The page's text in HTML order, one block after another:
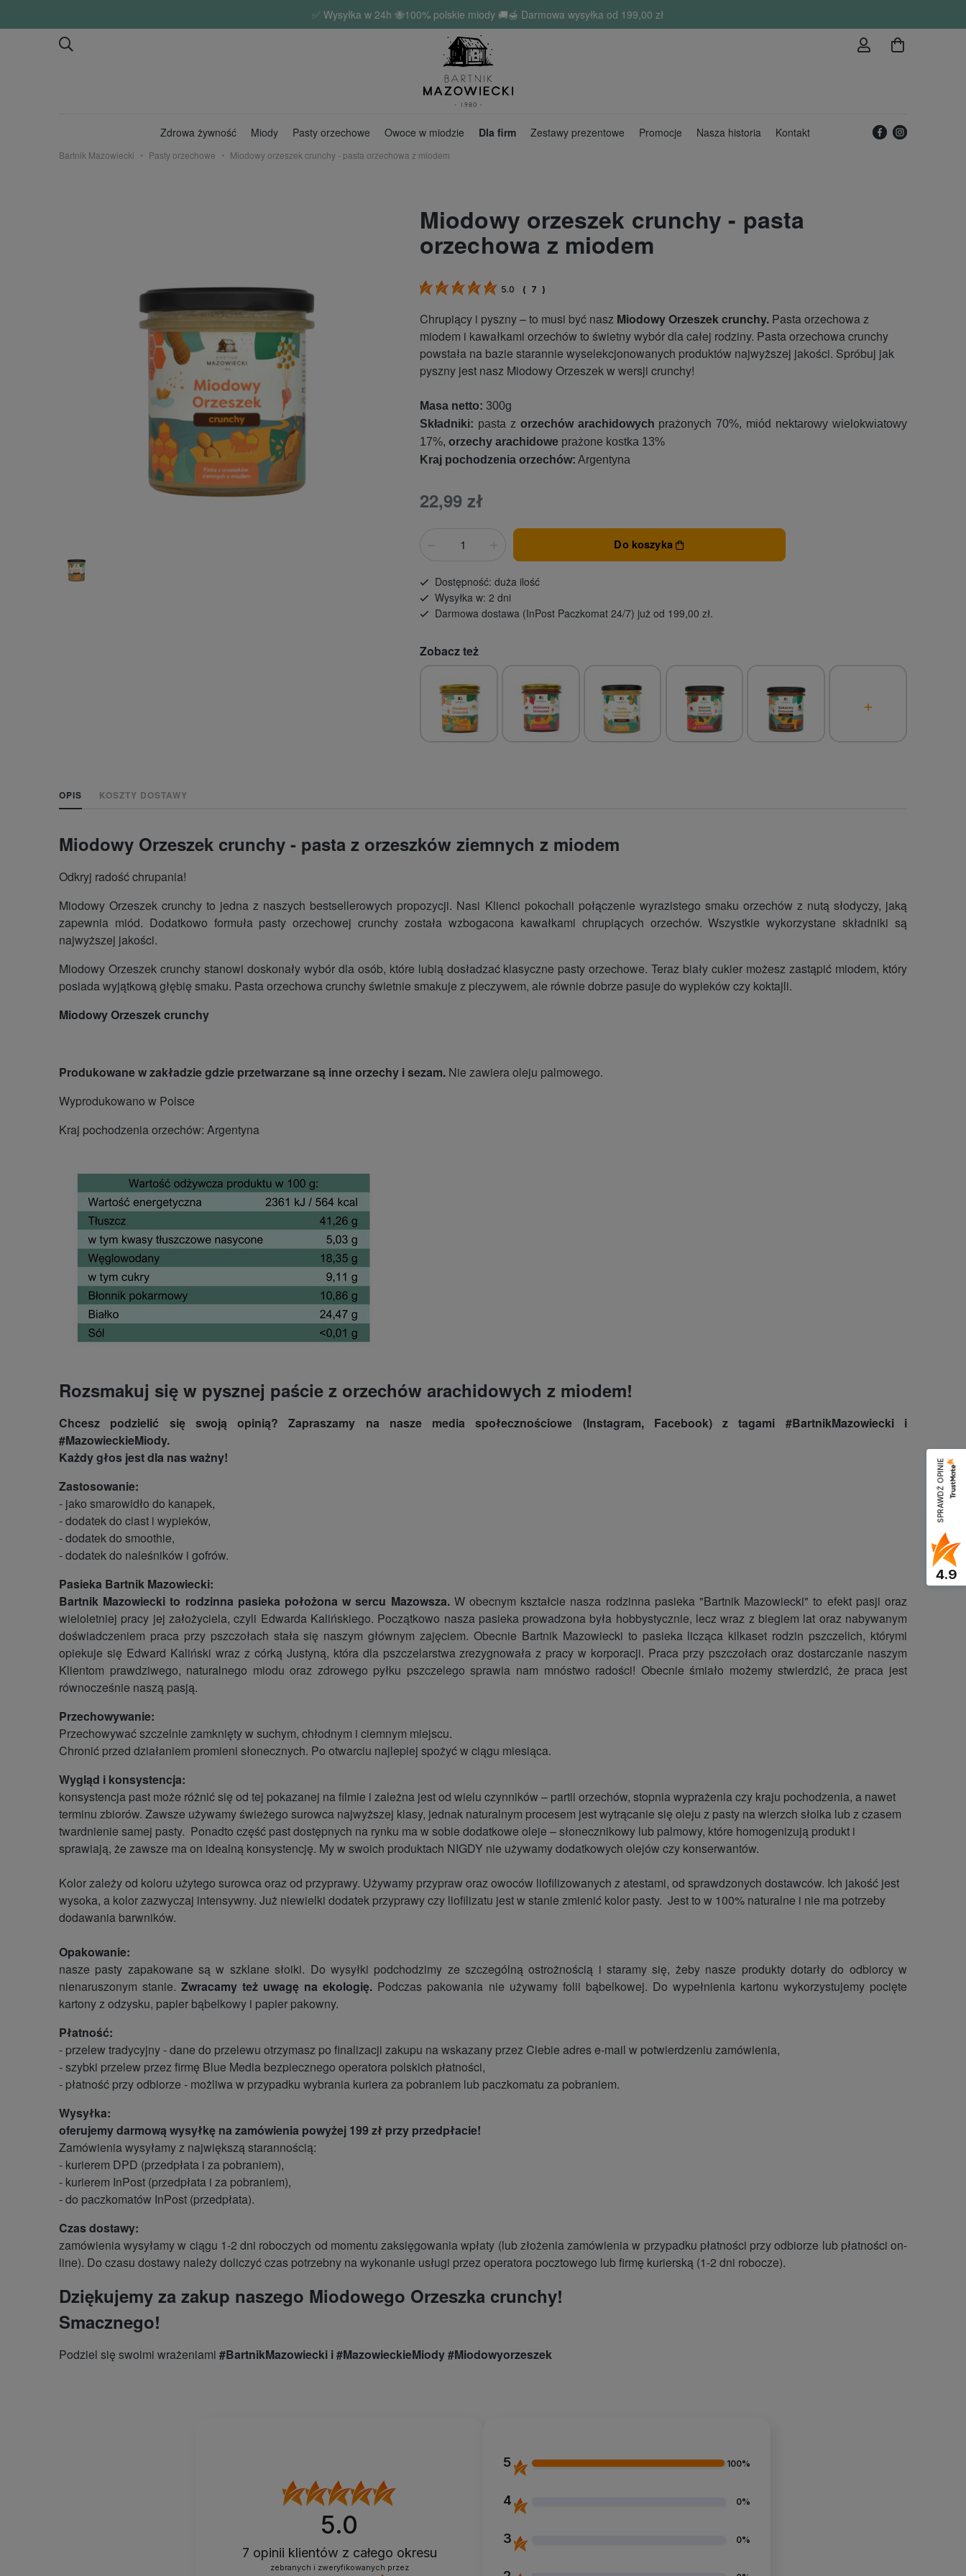
✅ Wysyłka w 24h 🐝100% polskie miody 🚚🍯 Darmowa wysyłka od 199,00 zł
Zdrowa żywność Miody Pasty orzechowe Owoce w miodzie Dla firm Zestawy prezentowe Promocje Nasza historia Kontakt
Bartnik Mazowiecki Pasty orzechowe Miodowy orzeszek crunchy - pasta orzechowa z miodem
Miodowy orzeszek crunchy - pasta
orzechowa z miodem
5.0 ( 7 )
Chrupiący i pyszny – to musi być nasz Miodowy Orzeszek crunchy. Pasta orzechowa z
miodem i kawałkami orzechów to świetny wybór dla całej rodziny. Pasta orzechowa crunchy
powstała na bazie starannie wyselekcjonowanych produktów najwyższej jakości. Spróbuj jak
pyszny jest nasz Miodowy Orzeszek w wersji crunchy!
Masa netto: 300g
Składniki: pasta z orzechów arachidowych prażonych 70%, miód nektarowy wielokwiatowy
17%,orzechy arachidowe prażone kostka 13%
Kraj pochodzenia orzechów: Argentyna
22,99 zł
Do koszyka
Dostępność: duża ilość
Wysyłka w: 2 dni
Darmowa dostawa (InPost Paczkomat 24/7) już od 199,00 zł.
Zobacz też
+
OPIS KOSZTY DOSTAWY
Miodowy Orzeszek crunchy - pasta z orzeszków ziemnych z miodem
Odkryj radość chrupania!
Miodowy Orzeszek crunchy to jedna z naszych bestsellerowych propozycji. Nasi Klienci pokochali połączenie wyrazistego smaku orzechów z nutą słodyczy, jaką
zapewnia miód. Dodatkowo formuła pasty orzechowej crunchy została wzbogacona kawałkami chrupiących orzechów. Wszystkie wykorzystane składniki są
najwyższej jakości.
Miodowy Orzeszek crunchy stanowi doskonały wybór dla osób, które lubią dosładzać klasyczne pasty orzechowe. Teraz biały cukier możesz zastąpić miodem, który
posiada wyjątkową głębię smaku. Pasta orzechowa crunchy świetnie smakuje z pieczywem, ale równie dobrze pasuje do wypieków czy koktajli.
Miodowy Orzeszek crunchy
Produkowane w zakładzie gdzie przetwarzane są inne orzechy i sezam. Nie zawiera oleju palmowego.
Wyprodukowano w Polsce
Kraj pochodzenia orzechów: Argentyna
Rozsmakuj się w pysznej paście z orzechów arachidowych z miodem!
Chcesz podzielić się swoją opinią? Zapraszamy na nasze media społecznościowe (Instagram, Facebook) z tagami #BartnikMazowiecki i
#MazowieckieMiody.
Każdy głos jest dla nas ważny!
Zastosowanie:
- jako smarowidło do kanapek,
- dodatek do ciast i wypieków,
- dodatek do smoothie,
- dodatek do naleśników i gofrów.
Pasieka Bartnik Mazowiecki:
Bartnik Mazowiecki to rodzinna pasieka położona w sercu Mazowsza.W obecnym kształcie nasza rodzinna pasieka "Bartnik Mazowiecki" to efekt pasji oraz
wieloletniej pracy jej założyciela, czyli Edwarda Kalińskiego. Początkowo nasza pasieka prowadzona była hobbystycznie, lecz wraz z biegiem lat oraz nabywanym
doświadczeniem praca przy pszczołach stała się naszym głównym zajęciem. Obecnie Bartnik Mazowiecki to pasieka licząca kilkaset rodzin pszczelich, którymi
opiekuje się Edward Kaliński wraz z córką Justyną, która dla pszczelarstwa zrezygnowała z pracy w korporacji. Praca przy pszczołach oraz dostarczanie naszym
Klientom prawdziwego, naturalnego miodu oraz zdrowego pyłku pszczelego sprawia nam mnóstwo radości! Obecnie śmiało możemy stwierdzić, że praca jest
równocześnie naszą pasją.
Przechowywanie:
Przechowywać szczelnie zamknięty w suchym, chłodnym i ciemnym miejscu.
Chronić przed działaniem promieni słonecznych. Po otwarciu najlepiej spożyć w ciągu miesiąca.
Wygląd i konsystencja:
konsystencja past może różnić się od tej pokazanej na filmie i zależna jest od wielu czynników – partii orzechów, stopnia wyprażenia czy kraju pochodzenia, a nawet
terminu zbiorów. Zawsze używamy świeżego surowca najwyższej klasy, jednak naturalnym procesem jest wytrącanie się oleju z pasty na wierzch słoika lub z czasem
twardnienie samej pasty. Ponadto część past dostępnych na rynku ma w sobie dodatkowe oleje – słonecznikowy lub palmowy, które homogenizują produkt i
sprawiają, że zawsze ma on idealną konsystencję. My w swoich produktach NIGDY nie używamy dodatkowych olejów czy konserwantów.
Kolor zależy od koloru użytego surowca oraz od przyprawy. Używamy przypraw oraz owoców liofilizowanych z atestami, od sprawdzonych dostawców. Ich jakość jest
wysoka, a kolor zazwyczaj intensywny. Już niewielki dodatek przyprawy czy liofilizatu jest w stanie zmienić kolor pasty. Jest to w 100% naturalne i nie ma potrzeby
dodawania barwników.
Opakowanie:
nasze pasty zapakowane są w szklane słoiki. Do wysyłki podchodzimy ze szczególną ostrożnością i staramy się, żeby nasze produkty dotarły do odbiorcy w
nienaruszonym stanie.Zwracamy też uwagę na ekologię. Podczas pakowania nie używamy folii bąbelkowej. Do wypełnienia kartonu wykorzystujemy pocięte
kartony z odzysku, papier bąbelkowy i papier pakowny.
Płatność:
- przelew tradycyjny - dane do przelewu otrzymasz po finalizacji zakupu na wskazany przez Ciebie adres e-mail w potwierdzeniu zamówienia,
- szybki przelew przez firmę Blue Media bezpiecznego operatora polskich płatności,
- płatność przy odbiorze - możliwa w przypadku wybrania kuriera za pobraniem lub paczkomatu za pobraniem.
Wysyłka:
oferujemy darmową wysyłkę na zamówienia powyżej 199 zł przy przedpłacie!
Zamówienia wysyłamy z największą starannością:
- kurierem DPD (przedpłata i za pobraniem),
- kurierem InPost (przedpłata i za pobraniem),
- do paczkomatów InPost (przedpłata).
Czas dostawy:
zamówienia wysyłamy w ciągu 1-2 dni roboczych od momentu zaksięgowania wpłaty (lub złożenia zamówienia w przypadku płatności przy odbiorze lub płatności on-
line). Do czasu dostawy należy doliczyć czas potrzebny na wykonanie usługi przez operatora pocztowego lub firmę kurierską (1-2 dni robocze).
Dziękujemy za zakup naszego Miodowego Orzeszka crunchy!
Smacznego!
Podziel się swoimi wrażeniami #BartnikMazowiecki i #MazowieckieMiody #Miodowyorzeszek
5.0
7 opinii klientów z całego okresu
zebranych i zweryfikowanych przez
5 100%
4 0%
3 0%
SPRAWDŹ OPINIE
4.9